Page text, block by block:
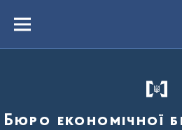
вмістуMenu
Бюро економічної